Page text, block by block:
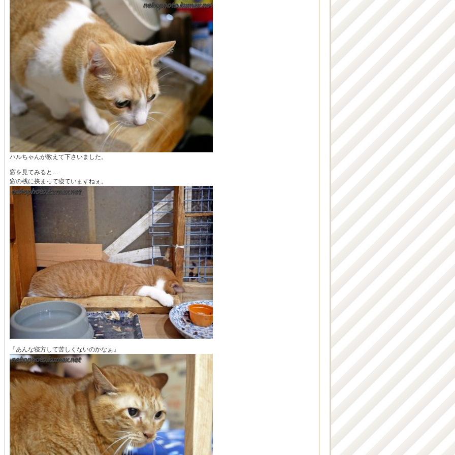
ハルちゃんが教えて下さいました。
窓を見てみると…
窓の桟に挟まって寝ていますねぇ。
『あんな寝方して苦しくないのかなぁ』